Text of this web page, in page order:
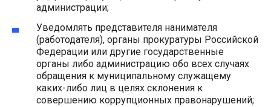
администрации;
Уведомлять представителя нанимателя
(работодателя), органы прокуратуры Российской
Федерации или другие государственные
органы либо администрацию обо всех случаях
обращения к муниципальному служащему
каких-либо лиц в целях склонения к
совершению коррупционных правонарушений;